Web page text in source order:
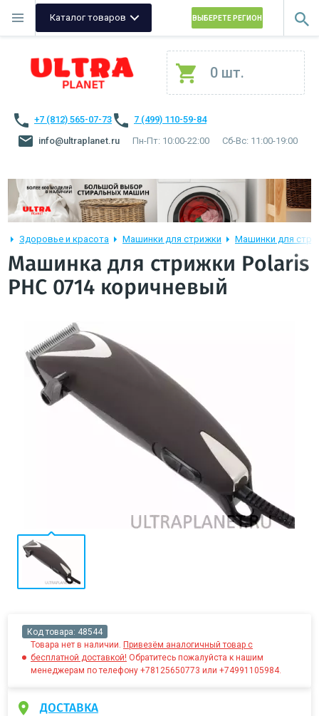
Каталог товаров ВЫБЕРЕТЕ РЕГИОН
0 шт.
+7 (812) 565-07-73
7 (499) 110-59-84
info@ultraplanet.ru
Пн-Пт: 10:00-22:00 Сб-Вс: 11:00-19:00
Здоровье и красота Машинки для стрижки Машинки для
Машинка для стрижки Polaris
PHC 0714 коричневый
Код товара: 48544
Товара нет в наличии. Привезём аналогичный товар с
бесплатной доставкой! Обратитесь пожалуйста к нашим
менеджерам по телефону +78125650773 или +74991105984.
ДОСТАВКА